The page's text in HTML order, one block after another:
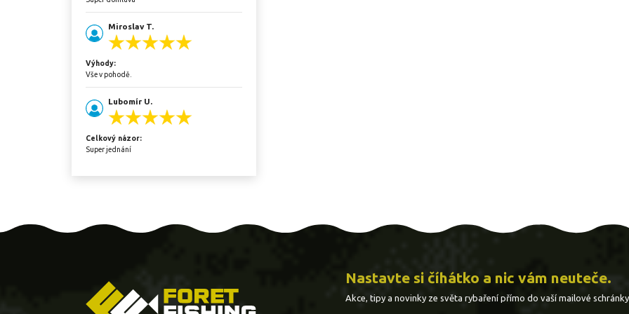
Miroslav T.
Výhody:
Vše v pohodě.
Lubomír U.
Celkový názor:
Super jednání
Nastavte si číhátko a nic vám neuteče.
Akce, tipy a novinky ze světa rybaření přímo do vaší mailové